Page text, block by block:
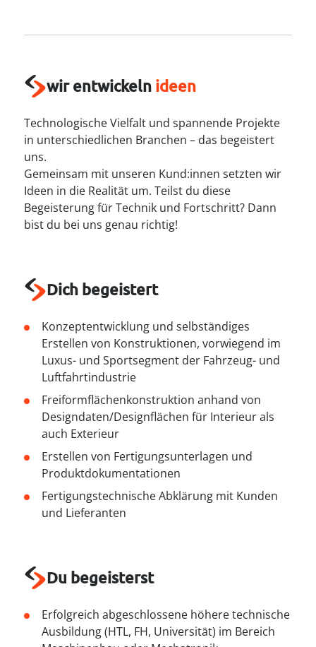
----
----
wir entwickeln ideen
Technologische Vielfalt und spannende Projekte
in unterschiedlichen Branchen – das begeistert
uns.
Gemeinsam mit unseren Kund:innen setzten wir
Ideen in die Realität um. Teilst du diese
Begeisterung für Technik und Fortschritt? Dann
bist du bei uns genau richtig!
Dich begeistert
Konzeptentwicklung und selbständiges
Erstellen von Konstruktionen, vorwiegend im
Luxus- und Sportsegment der Fahrzeug- und
Luftfahrtindustrie
Freiformflächenkonstruktion anhand von
Designdaten/Designflächen für Interieur als
auch Exterieur
Erstellen von Fertigungsunterlagen und
Produktdokumentationen
Fertigungstechnische Abklärung mit Kunden
und Lieferanten
Du begeisterst
Erfolgreich abgeschlossene höhere technische
Ausbildung (HTL, FH, Universität) im Bereich